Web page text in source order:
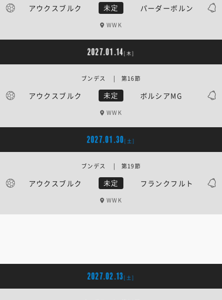
アウクスブルク 未定 パーダーボルン
WWK
2027.01.14[木]
アウクスブルク 未定 ボルシアMG
ブンデス | 第16節
WWK
2027.01.30[土]
アウクスブルク 未定 フランクフルト
ブンデス | 第19節
WWK
2027.02.13[土]